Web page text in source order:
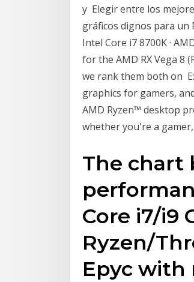
y Elegir entre los
gráficos dignos para un
Intel Core i7 8700K ·
for the AMD RX Vega 8
we rank them both on
graphics for gamers,
AMD Ryzen™ desktop
whether you're a
The chart
Core i7/i9
Ryzen/
Epyc with